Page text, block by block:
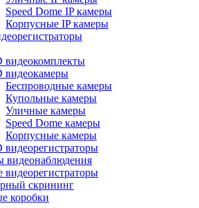
Speed Dome IP камеры
Корпусные IP камеры
видеокомплекты
видеокамеры
Беспроводные камеры
Купольные камеры
Уличные камеры
Speed Dome камеры
Корпусные камеры
видеорегистраторы
видеонаблюдения
видеорегистраторы
скрининг
коробки